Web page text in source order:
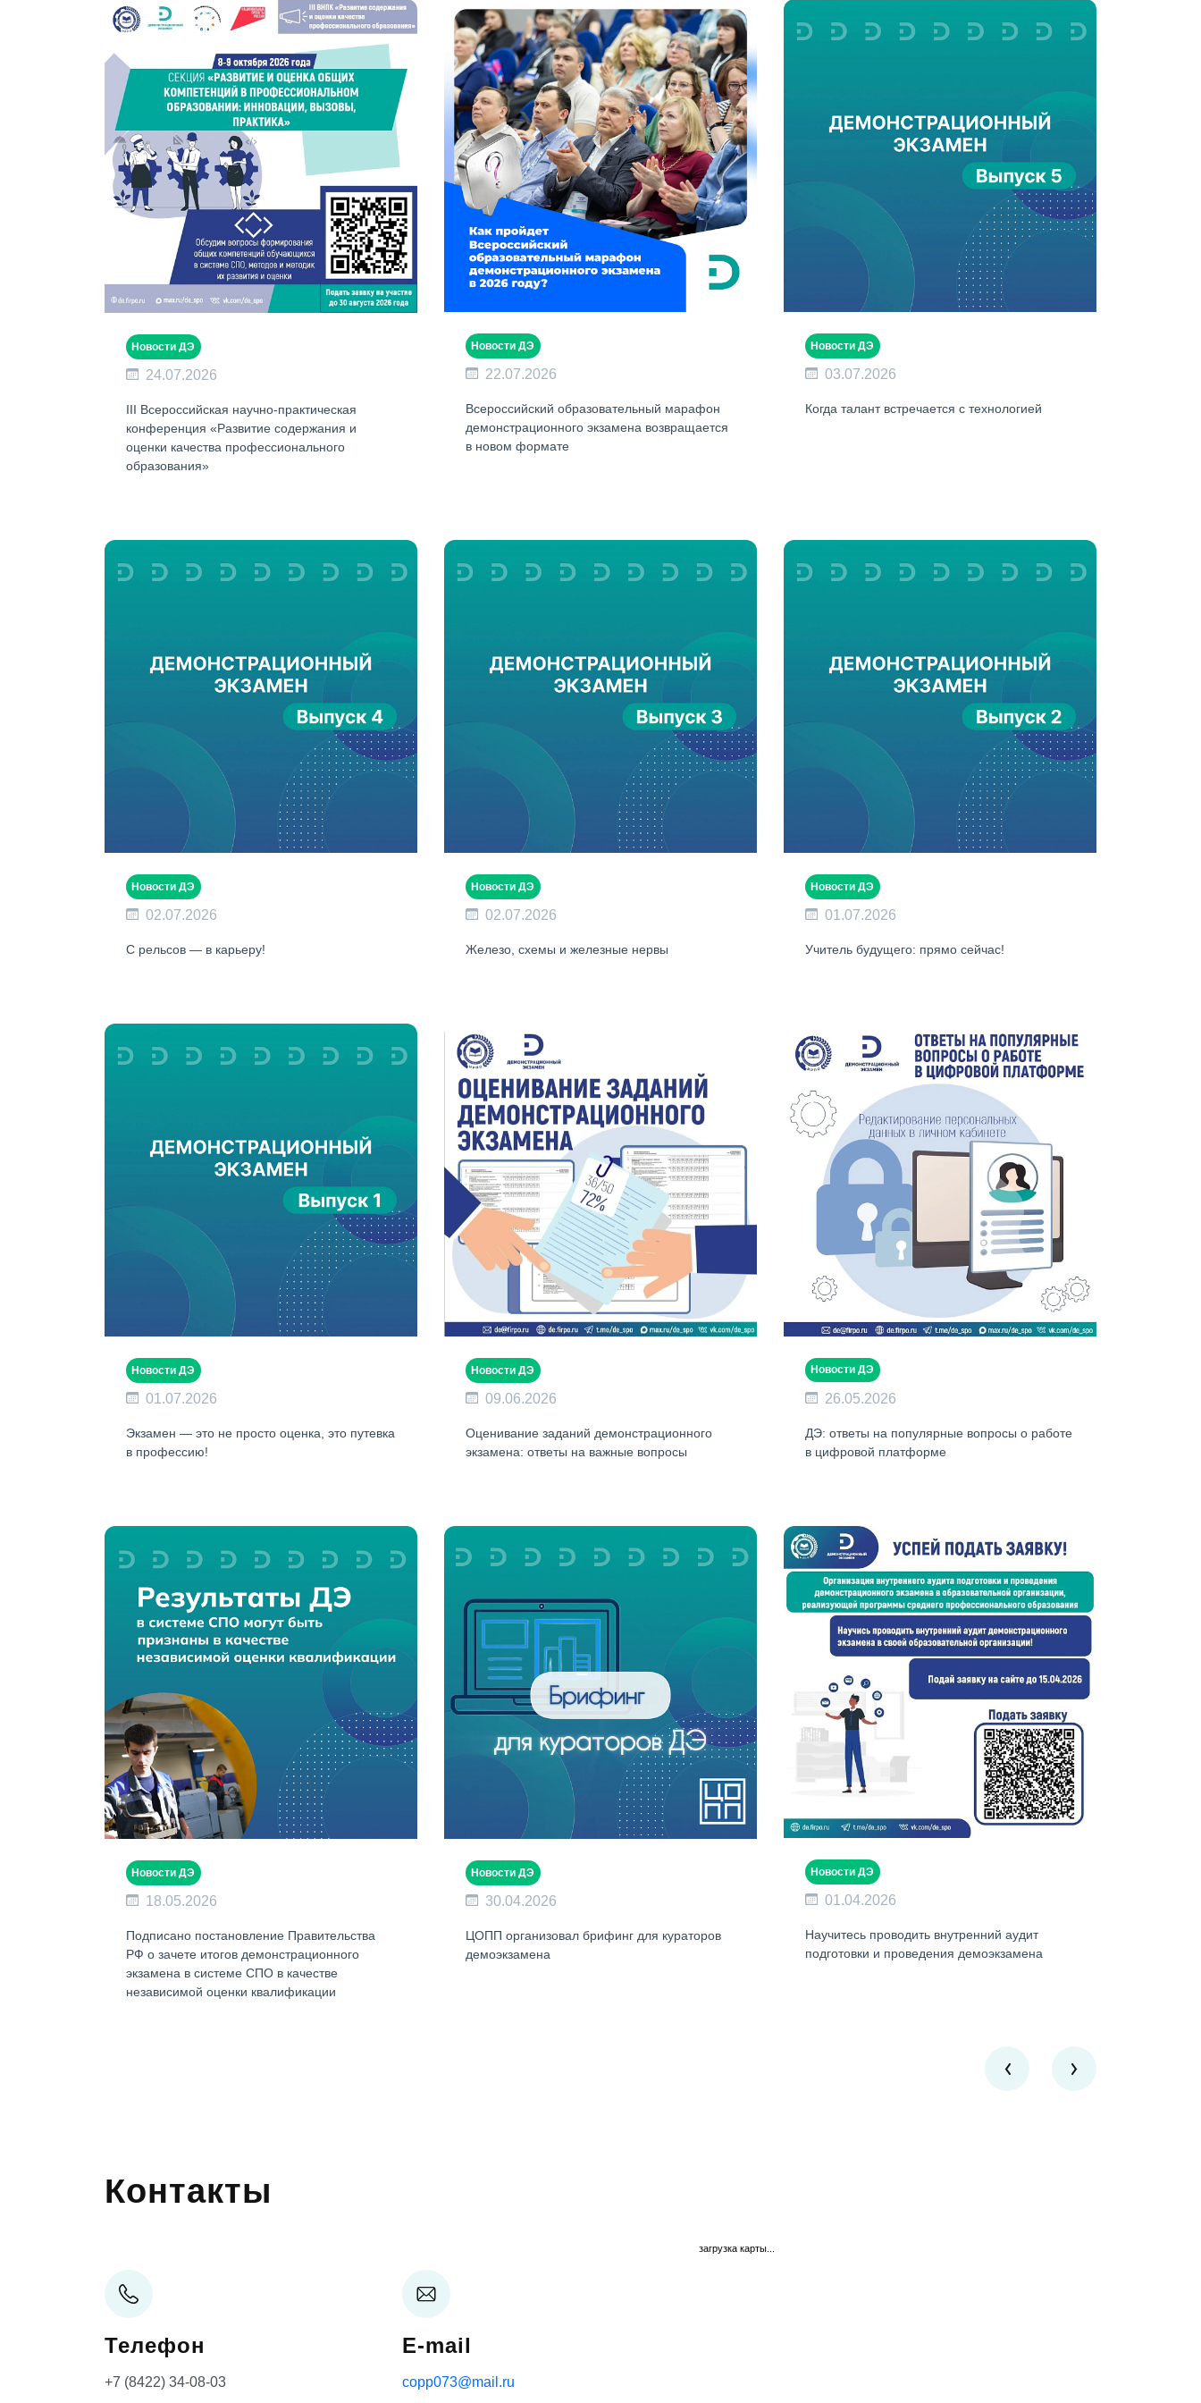
Новости ДЭ
24.07.2026
III Всероссийская научно-практическая
конференция «Развитие содержания и
оценки качества профессионального
образования»
Новости ДЭ
22.07.2026
Всероссийский образовательный марафон
демонстрационного экзамена возвращается
в новом формате
Новости ДЭ
03.07.2026
Когда талант встречается с технологией
Новости ДЭ
02.07.2026
С рельсов — в карьеру!
Новости ДЭ
02.07.2026
Железо, схемы и железные нервы
Новости ДЭ
01.07.2026
Учитель будущего: прямо сейчас!
Новости ДЭ
01.07.2026
Экзамен — это не просто оценка, это путевка
в профессию!
Новости ДЭ
09.06.2026
Оценивание заданий демонстрационного
экзамена: ответы на важные вопросы
Новости ДЭ
26.05.2026
ДЭ: ответы на популярные вопросы о работе
в цифровой платформе
Новости ДЭ
18.05.2026
Подписано постановление Правительства
РФ о зачете итогов демонстрационного
экзамена в системе СПО в качестве
независимой оценки квалификации
Новости ДЭ
30.04.2026
ЦОПП организовал брифинг для кураторов
демоэкзамена
Новости ДЭ
01.04.2026
Научитесь проводить внутренний аудит
подготовки и проведения демоэкзамена
Контакты
Телефон
+7 (8422) 34-08-03
E-mail
copp073@mail.ru
загрузка карты...